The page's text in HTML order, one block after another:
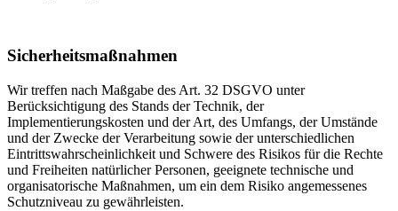
Sicherheitsmaßnahmen
Wir treffen nach Maßgabe des Art. 32 DSGVO unter
Berücksichtigung des Stands der Technik, der
Implementierungskosten und der Art, des Umfangs, der Umstände
und der Zwecke der Verarbeitung sowie der unterschiedlichen
Eintrittswahrscheinlichkeit und Schwere des Risikos für die Rechte
und Freiheiten natürlicher Personen, geeignete technische und
organisatorische Maßnahmen, um ein dem Risiko angemessenes
Schutzniveau zu gewährleisten.